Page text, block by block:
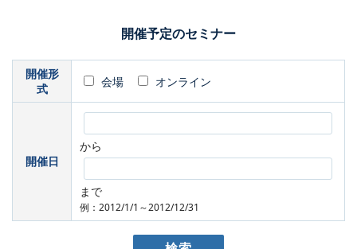
開催予定のセミナー
開催形
式
会場 オンライン
開催日
から
まで
例：2012/1/1～2012/12/31